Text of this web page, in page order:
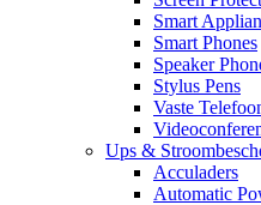
Smart
Smart Phones
Speaker
Stylus Pens
Vaste
Ups &
Acculaders
Automatic